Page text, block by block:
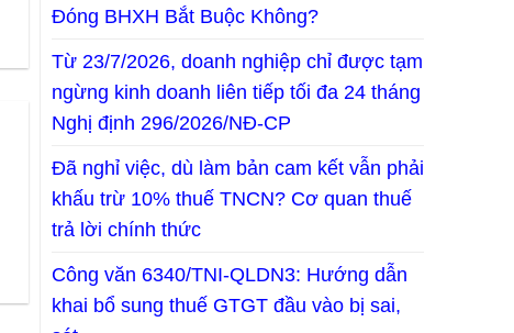
Đóng BHXH Bắt Buộc Không?
Từ 23/7/2026, doanh nghiệp chỉ được tạm
ngừng kinh doanh liên tiếp tối đa 24 tháng
Nghị định 296/2026/NĐ-CP
Đã nghỉ việc, dù làm bản cam kết vẫn phải
khấu trừ 10% thuế TNCN? Cơ quan thuế
trả lời chính thức
Công văn 6340/TNI-QLDN3: Hướng dẫn
khai bổ sung thuế GTGT đầu vào bị sai,